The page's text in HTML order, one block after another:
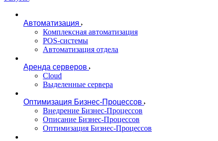
Автоматизация
Комплексная автоматизация
POS-системы
Автоматизация отдела
Аренда серверов
Cloud
Выделенные сервера
Оптимизация Бизнес-Процессов
Внедрение Бизнес-Процессов
Описание Бизнес-Процессов
Оптимизация Бизнес-Процессов